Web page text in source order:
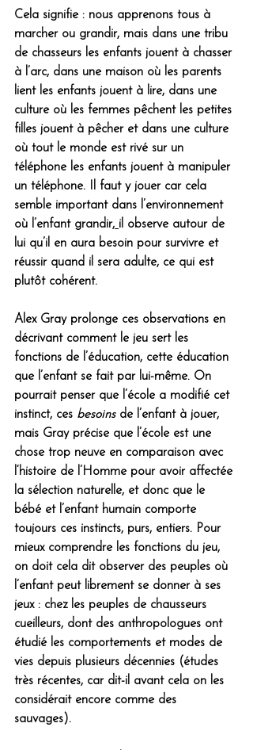
Cela signifie : nous apprenons tous à
marcher ou grandir, mais dans une tribu
de chasseurs les enfants jouent à chasser
à l’arc, dans une maison où les parents
lient les enfants jouent à lire, dans une
culture où les femmes pêchent les petites
filles jouent à pêcher et dans une culture
où tout le monde est rivé sur un
téléphone les enfants jouent à manipuler
un téléphone. Il faut y jouer car cela
semble important dans l’environnement
où l’enfant grandir, il observe autour de
lui qu’il en aura besoin pour survivre et
réussir quand il sera adulte, ce qui est
plutôt cohérent.
Alex Gray prolonge ces observations en
décrivant comment le jeu sert les
fonctions de l’éducation, cette éducation
que l’enfant se fait par lui-même. On
pourrait penser que l’école a modifié cet
instinct, ces besoins de l’enfant à jouer,
mais Gray précise que l’école est une
chose trop neuve en comparaison avec
l‘histoire de l’Homme pour avoir affectée
la sélection naturelle, et donc que le
bébé et l’enfant humain comporte
toujours ces instincts, purs, entiers. Pour
mieux comprendre les fonctions du jeu,
on doit cela dit observer des peuples où
l’enfant peut librement se donner à ses
jeux : chez les peuples de chausseurs
cueilleurs, dont des anthropologues ont
étudié les comportements et modes de
vies depuis plusieurs décennies (études
très récentes, car dit-il avant cela on les
considérait encore comme des
sauvages).